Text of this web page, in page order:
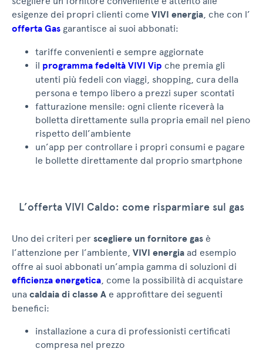
esigenze dei propri clienti come VIVI energia, che con l’
offerta Gas garantisce ai suoi abbonati:
tariffe convenienti e sempre aggiornate
il programma fedeltà VIVI Vip che premia gli
utenti più fedeli con viaggi, shopping, cura della
persona e tempo libero a prezzi super scontati
fatturazione mensile: ogni cliente riceverà la
bolletta direttamente sulla propria email nel pieno
rispetto dell’ambiente
un’app per controllare i propri consumi e pagare
le bollette direttamente dal proprio smartphone
L’offerta VIVI Caldo: come risparmiare sul gas
Uno dei criteri per scegliere un fornitore gas è
l’attenzione per l’ambiente, VIVI energia ad esempio
offre ai suoi abbonati un’ampia gamma di soluzioni di
efficienza energetica, come la possibilità di acquistare
una caldaia di classe A e approfittare dei seguenti
benefici:
installazione a cura di professionisti certificati
compresa nel prezzo